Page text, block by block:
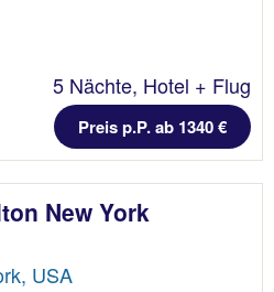
5 Nächte, Hotel + Flug
Preis p.P. ab 1340 €
New York
USA